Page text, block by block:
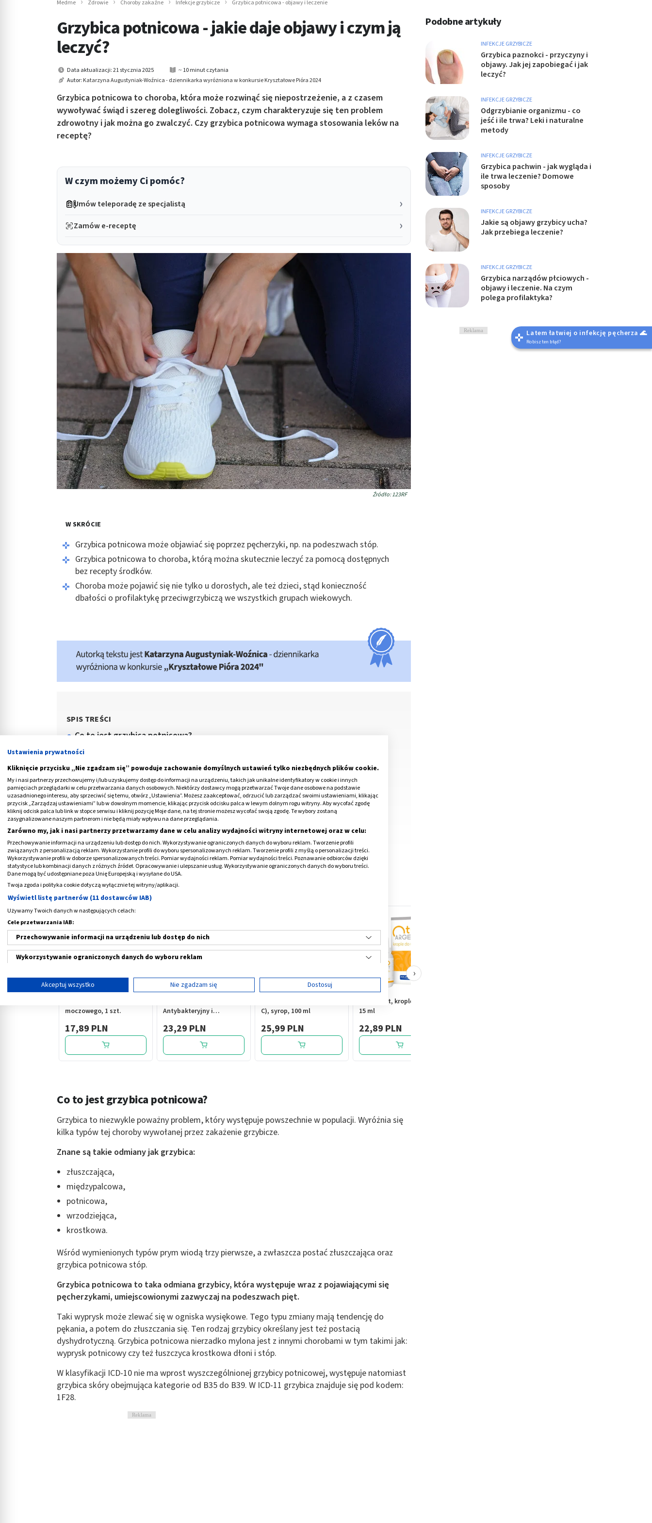
Medme Zdrowie Choroby zakaźne Infekcje grzybicze Grzybica potnicowa - objawy i leczenie
Grzybica potnicowa - jakie daje objawy i czym ją
leczyć?
Data aktualizacji: 21 stycznia 2025
~ 10 minut czytania
Autor: Katarzyna Augustyniak-Woźnica - dziennikarka wyróżniona w konkursie Kryształowe Pióra 2024
Grzybica potnicowa to choroba, która może rozwinąć się niepostrzeżenie, a z czasem
wywoływać świąd i szereg dolegliwości. Zobacz, czym charakteryzuje się ten problem
zdrowotny i jak można go zwalczyć. Czy grzybica potnicowa wymaga stosowania leków na
receptę?
W czym możemy Ci pomóc?
Umów teleporadę ze specjalistą
Zamów e-receptę
Źródło: 123RF
W SKRÓCIE
Grzybica potnicowa może objawiać się poprzez pęcherzyki, np. na podeszwach stóp.
Grzybica potnicowa to choroba, którą można skutecznie leczyć za pomocą dostępnych
bez recepty środków.
Choroba może pojawić się nie tylko u dorosłych, ale też dzieci, stąd konieczność
dbałości o profilaktykę przeciwgrzybiczą we wszystkich grupach wiekowych.
SPIS TREŚCI
Co to jest grzybica potnicowa?
Przyczyny grzybicy potnicowej
Objawy grzybicy potnicowej. Gdzie się pojawia?
Grzybica potnicowa u dzieci
Leczenie grzybicy potnicowej
Medme poleca
moczowego, 1 szt.
17,89 PLN
Antybakteryjny i
infekcje gardło, 30 ml
23,29 PLN
C), syrop, 100 ml
25,99 PLN
Otoargent, krople do uszu,
15 ml
22,89 PLN
›
Co to jest grzybica potnicowa?
Grzybica to niezwykle poważny problem, który występuje powszechnie w populacji. Wyróżnia się
kilka typów tej choroby wywołanej przez zakażenie grzybicze.
Znane są takie odmiany jak grzybica:
złuszczająca,
międzypalcowa,
potnicowa,
wrzodziejąca,
krostkowa.
Wśród wymienionych typów prym wiodą trzy pierwsze, a zwłaszcza postać złuszczająca oraz
grzybica potnicowa stóp.
Grzybica potnicowa to taka odmiana grzybicy, która występuje wraz z pojawiającymi się
pęcherzykami, umiejscowionymi zazwyczaj na podeszwach pięt.
Taki wyprysk może zlewać się w ogniska wysiękowe. Tego typu zmiany mają tendencję do
pękania, a potem do złuszczania się. Ten rodzaj grzybicy określany jest też postacią
dyshydrotyczną. Grzybica potnicowa nierzadko mylona jest z innymi chorobami w tym takimi jak:
wyprysk potnicowy czy też łuszczyca krostkowa dłoni i stóp.
W klasyfikacji ICD-10 nie ma wprost wyszczególnionej grzybicy potnicowej, występuje natomiast
grzybica skóry obejmująca kategorie od B35 do B39. W ICD-11 grzybica znajduje się pod kodem:
1F28.
Reklama
Podobne artykuły
INFEKCJE GRZYBICZE
Grzybica paznokci - przyczyny i
objawy. Jak jej zapobiegać i jak
leczyć?
INFEKCJE GRZYBICZE
Odgrzybianie organizmu - co
jeść i ile trwa? Leki i naturalne
metody
INFEKCJE GRZYBICZE
Grzybica pachwin - jak wygląda i
ile trwa leczenie? Domowe
sposoby
INFEKCJE GRZYBICZE
Jakie są objawy grzybicy ucha?
Jak przebiega leczenie?
INFEKCJE GRZYBICZE
Grzybica narządów płciowych -
objawy i leczenie. Na czym
polega profilaktyka?
Reklama Latem łatwiej o infekcję pęcherza 🌊
Robisz ten błąd?
Ustawienia prywatności
Kliknięcie przycisku „Nie zgadzam się” powoduje zachowanie domyślnych ustawień tylko niezbędnych plików cookie.
My i nasi partnerzy przechowujemy i/lub uzyskujemy dostęp do informacji na urządzeniu, takich jak unikalne identyfikatory w cookie i innych
pamięciach przeglądarki w celu przetwarzania danych osobowych. Niektórzy dostawcy mogą przetwarzać Twoje dane osobowe na podstawie
uzasadnionego interesu, aby sprzeciwić się temu, otwórz „Ustawienia”. Możesz zaakceptować, odrzucić lub zarządzać swoimi ustawieniami, klikając
przycisk „Zarządzaj ustawieniami” lub w dowolnym momencie, klikając przycisk odcisku palca w lewym dolnym rogu witryny. Aby wycofać zgodę
kliknij odcisk palca lub link w stopce serwisu i kliknij pozycję Moje dane, na tej stronie możesz wycofać swoją zgodę. Te wybory zostaną
zasygnalizowane naszym partnerom i nie będą miały wpływu na dane przeglądania.
Zarówno my, jak i nasi partnerzy przetwarzamy dane w celu analizy wydajności witryny internetowej oraz w celu:
Przechowywanie informacji na urządzeniu lub dostęp do nich. Wykorzystywanie ograniczonych danych do wyboru reklam. Tworzenie profili
związanych z personalizacją reklam. Wykorzystanie profili do wyboru spersonalizowanych reklam. Tworzenie profili z myślą o personalizacji treści.
Wykorzystywanie profili w doborze spersonalizowanych treści. Pomiar wydajności reklam. Pomiar wydajności treści. Poznawanie odbiorców dzięki
statystyce lub kombinacji danych z różnych źródeł. Opracowywanie i ulepszanie usług. Wykorzystywanie ograniczonych danych do wyboru treści.
Dane mogą być udostępniane poza Unię Europejską i wysyłane do USA.
Twoja zgoda i polityka cookie dotyczą wyłącznie tej witryny/aplikacji.
Wyświetl listę partnerów (11 dostawców IAB)
Używamy Twoich danych w następujących celach:
Cele przetwarzania IAB:
Przechowywanie informacji na urządzeniu lub dostęp do nich
Wykorzystywanie ograniczonych danych do wyboru reklam
Tworzenie profili w celu spersonalizowanych reklam
Tworzenie profili w celu personalizacji treści
Wykorzystywanie profili w celu doboru spersonalizowanych treści
Pomiar efektywności reklam
Rozumienie odbiorców dzięki statystyce lub kombinacji danych z różnych źródeł
Rozwój i ulepszanie usług
Wykorzystywanie ograniczonych danych do wyboru treści
Funkcje specjalne IAB:
Użycie dokładnych danych geolokalizacyjnych
Identyfikowanie urządzeń na podstawie aktywnie żądanych informacji
Cele przetwarzania inne niż IAB:
Reklama / śledzenie
Akceptuj wszystko Nie zgadzam się Dostosuj